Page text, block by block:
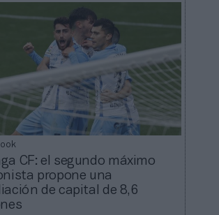
CF: el segundo máximo
propone una
de capital de 8,6